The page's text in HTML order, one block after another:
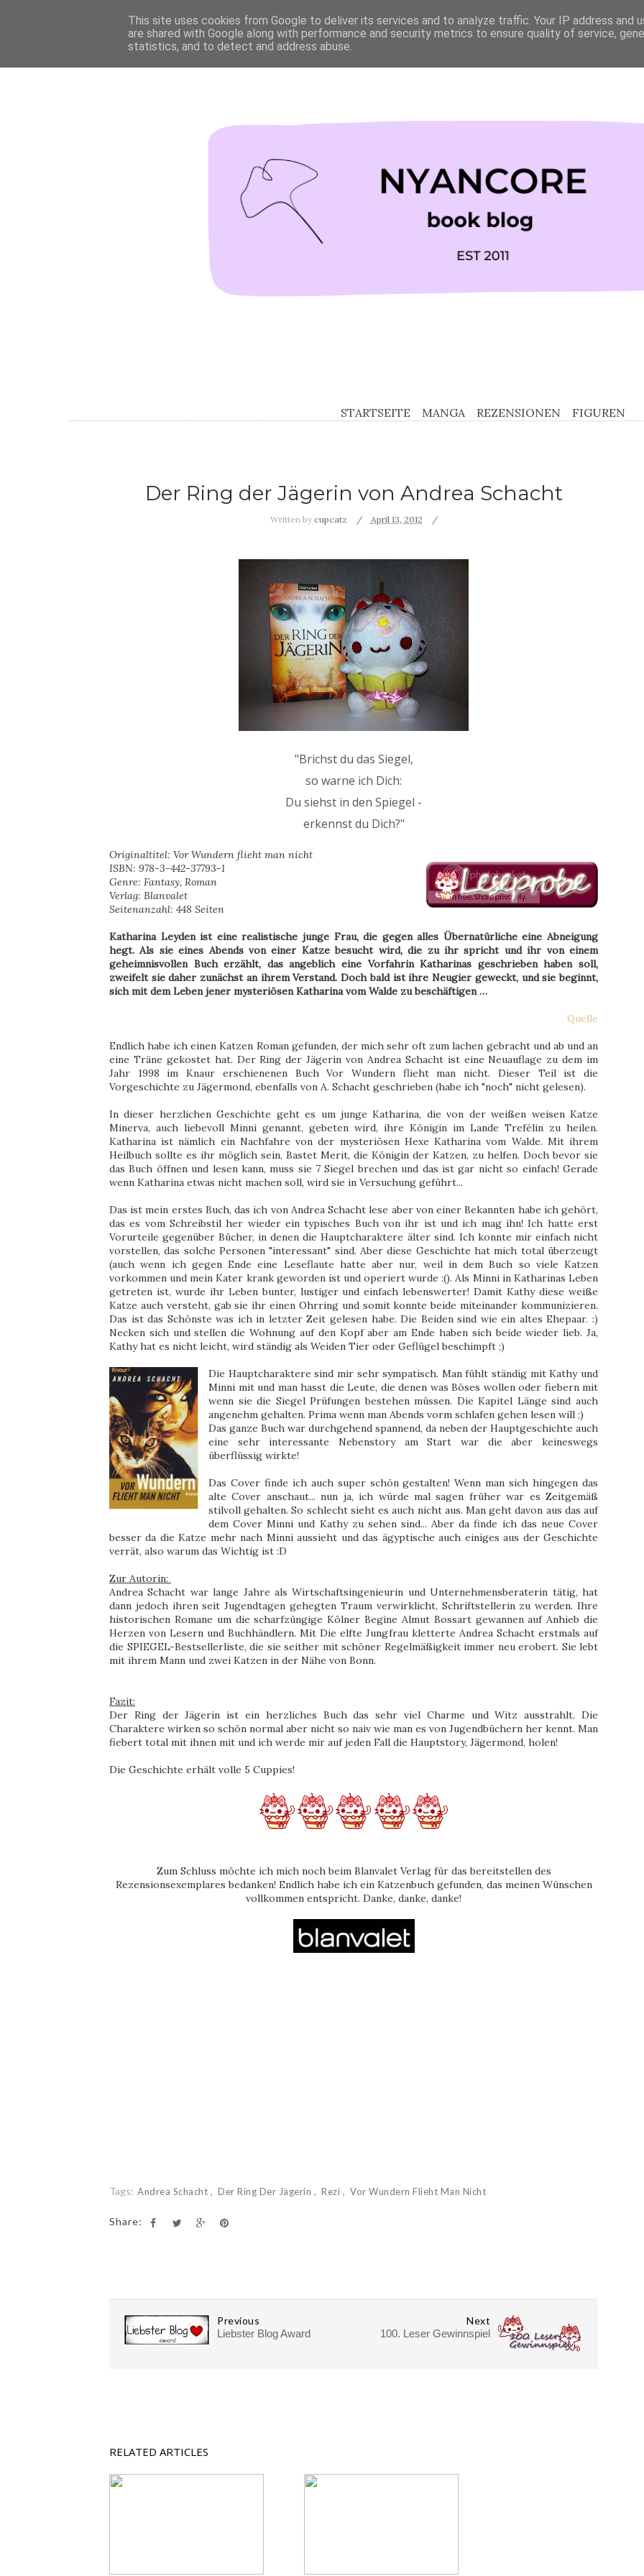
STARTSEITE MANGA REZENSIONEN FIGUREN
Der Ring der Jägerin von Andrea Schacht
Written by cupcatz April 13, 2012
"Brichst du das Siegel,
so warne ich Dich:
Du siehst in den Spiegel -
erkennst du Dich?"
Originaltitel: Vor Wundern flieht man nicht
ISBN: 978-3-442-37793-1
Genre: Fantasy, Roman
Verlag: Blanvalet
Seitenanzahl: 448 Seiten
Katharina Leyden ist eine realistische junge Frau, die gegen alles Übernatürliche eine Abneigung
hegt. Als sie eines Abends von einer Katze besucht wird, die zu ihr spricht und ihr von einem
geheimnisvollen Buch erzählt, das angeblich eine Vorfahrin Katharinas geschrieben haben soll,
zweifelt sie daher zunächst an ihrem Verstand. Doch bald ist ihre Neugier geweckt, und sie beginnt,
sich mit dem Leben jener mysteriösen Katharina vom Walde zu beschäftigen …
Quelle
Endlich habe ich einen Katzen Roman gefunden, der mich sehr oft zum lachen gebracht und ab und an
eine Träne gekostet hat. Der Ring der Jägerin von Andrea Schacht ist eine Neuauflage zu dem im
Jahr 1998 im Knaur erschienenen Buch Vor Wundern flieht man nicht. Dieser Teil ist die
Vorgeschichte zu Jägermond, ebenfalls von A. Schacht geschrieben (habe ich "noch" nicht gelesen).
In dieser herzlichen Geschichte geht es um junge Katharina, die von der weißen weisen Katze
Minerva, auch liebevoll Minni genannt, gebeten wird, ihre Königin im Lande Trefélin zu heilen.
Katharina ist nämlich ein Nachfahre von der mysteriösen Hexe Katharina vom Walde. Mit ihrem
Heilbuch sollte es ihr möglich sein, Bastet Merit, die Königin der Katzen, zu helfen. Doch bevor sie
das Buch öffnen und lesen kann, muss sie 7 Siegel brechen und das ist gar nicht so einfach! Gerade
wenn Katharina etwas nicht machen soll, wird sie in Versuchung geführt...
Das ist mein erstes Buch, das ich von Andrea Schacht lese aber von einer Bekannten habe ich gehört,
das es vom Schreibstil her wieder ein typisches Buch von ihr ist und ich mag ihn! Ich hatte erst
Vorurteile gegenüber Bücher, in denen die Hauptcharaktere älter sind. Ich konnte mir einfach nicht
vorstellen, das solche Personen "interessant" sind. Aber diese Geschichte hat mich total überzeugt
(auch wenn ich gegen Ende eine Leseflaute hatte aber nur, weil in dem Buch so viele Katzen
vorkommen und mein Kater krank geworden ist und operiert wurde :(). Als Minni in Katharinas Leben
getreten ist, wurde ihr Leben bunter, lustiger und einfach lebenswerter! Damit Kathy diese weiße
Katze auch versteht, gab sie ihr einen Ohrring und somit konnte beide miteinander kommunizieren.
Das ist das Schönste was ich in letzter Zeit gelesen habe. Die Beiden sind wie ein altes Ehepaar. :)
Necken sich und stellen die Wohnung auf den Kopf aber am Ende haben sich beide wieder lieb. Ja,
Kathy hat es nicht leicht, wird ständig als Weiden Tier oder Geflügel beschimpft ;)
Die Hauptcharaktere sind mir sehr sympatisch. Man fühlt ständig mit Kathy und
Minni mit und man hasst die Leute, die denen was Böses wollen oder fiebern mit
wenn sie die Siegel Prüfungen bestehen müssen. Die Kapitel Länge sind auch
angenehm gehalten. Prima wenn man Abends vorm schlafen gehen lesen will ;)
Das ganze Buch war durchgehend spannend, da neben der Hauptgeschichte auch
eine sehr interessante Nebenstory am Start war die aber keineswegs
überflüssig wirkte!
Das Cover finde ich auch super schön gestalten! Wenn man sich hingegen das
alte Cover anschaut... nun ja, ich würde mal sagen früher war es Zeitgemäß
stilvoll gehalten. So schlecht sieht es auch nicht aus. Man geht davon aus das auf
dem Cover Minni und Kathy zu sehen sind... Aber da finde ich das neue Cover
besser da die Katze mehr nach Minni aussieht und das ägyptische auch einiges aus der Geschichte
verrät, also warum das Wichtig ist :D
Zur Autorin:
Andrea Schacht war lange Jahre als Wirtschaftsingenieurin und Unternehmensberaterin tätig, hat
dann jedoch ihren seit Jugendtagen gehegten Traum verwirklicht, Schriftstellerin zu werden. Ihre
historischen Romane um die scharfzüngige Kölner Begine Almut Bossart gewannen auf Anhieb die
Herzen von Lesern und Buchhändlern. Mit Die elfte Jungfrau kletterte Andrea Schacht erstmals auf
die SPIEGEL-Bestsellerliste, die sie seither mit schöner Regelmäßigkeit immer neu erobert. Sie lebt
mit ihrem Mann und zwei Katzen in der Nähe von Bonn.
Fazit:
Der Ring der Jägerin ist ein herzliches Buch das sehr viel Charme und Witz ausstrahlt. Die
Charaktere wirken so schön normal aber nicht so naiv wie man es von Jugendbüchern her kennt. Man
fiebert total mit ihnen mit und ich werde mir auf jeden Fall die Hauptstory, Jägermond, holen!
Die Geschichte erhält volle 5 Cuppies!
Zum Schluss möchte ich mich noch beim Blanvalet Verlag für das bereitstellen des
Rezensionsexemplares bedanken! Endlich habe ich ein Katzenbuch gefunden, das meinen Wünschen
vollkommen entspricht. Danke, danke, danke!
Tags: Andrea Schacht Der Ring Der Jägerin Rezi Vor Wundern Flieht Man Nicht
Share:
Next
100. Leser Gewinnspiel
Previous
Liebster Blog Award
RELATED ARTICLES
This site uses cookies from Google to deliver its services and to analyze traffic. Your IP address and
are shared with Google along with performance and security metrics to ensure quality of service,
statistics, and to detect and address abuse.